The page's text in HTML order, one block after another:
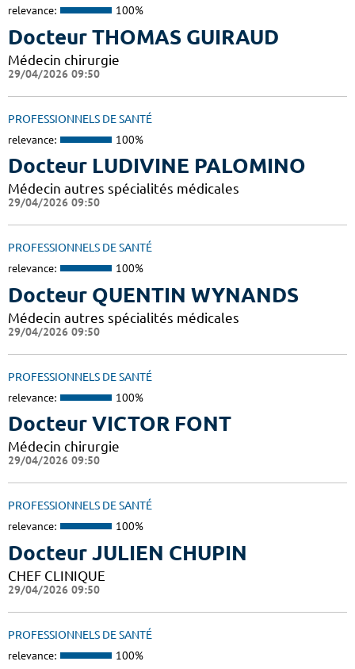
relevance: 100%
Docteur THOMAS GUIRAUD
Médecin chirurgie
29/04/2026 09:50
PROFESSIONNELS DE SANTÉ
relevance: 100%
Docteur LUDIVINE PALOMINO
Médecin autres spécialités médicales
29/04/2026 09:50
PROFESSIONNELS DE SANTÉ
relevance: 100%
Docteur QUENTIN WYNANDS
Médecin autres spécialités médicales
29/04/2026 09:50
PROFESSIONNELS DE SANTÉ
relevance: 100%
Docteur VICTOR FONT
Médecin chirurgie
29/04/2026 09:50
PROFESSIONNELS DE SANTÉ
relevance: 100%
Docteur JULIEN CHUPIN
CHEF CLINIQUE
29/04/2026 09:50
PROFESSIONNELS DE SANTÉ
relevance: 100%